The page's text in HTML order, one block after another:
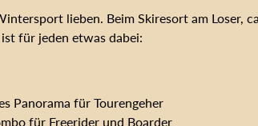
lieben. Beim Skiresort am Loser,
für jeden etwas dabei:
Panorama für Tourengeher
für Freerider und Boarder